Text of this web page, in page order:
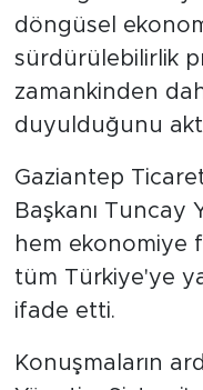
döngüsel
sürdürülebilirlik
zamankinden
duyulduğunu
Gaziantep
Başkanı Tuncay
hem ekonomiye
tüm Türkiye'ye
ifade etti.
Konuşmaların